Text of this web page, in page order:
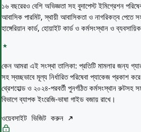
১৬ বছরেরও বেশি অভিজ্ঞতা সহ বুদাপেস্ট ইমিগ্রেশন
আবাসিক পারমিট, স্থায়ী আবাসিকতা ও নাগরিকত্ব পেতে
হাঙ্গেরিয়ান কার্ড, হোয়াইট কার্ড ও কর্মসংস্থান ও
কেন আমরা এই সংস্থা তালিকা: প্রতিটি মামলার জন্য
সহ স্বচ্ছভাবে মূল্য নির্ধারিত পরিষেবা প্যাকেজ প্রকাশ
থ্রেশহোল্ড ও ২০২৪-পরবর্তী পুনর্গঠিত কর্মসংস্থান রুটসহ
বিভাগে ব্যাপক ইংরেজি-ভাষা গাইড বজায় রাখে।
ওয়েবসাইট ভিজিট করুন